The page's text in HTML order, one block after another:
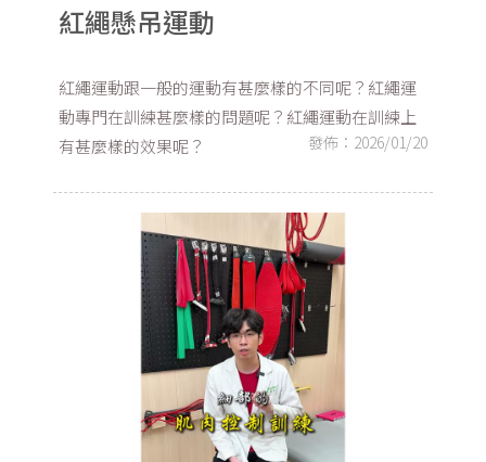
紅繩懸吊運動
發佈：2026/01/20
紅繩運動跟一般的運動有甚麼樣的不同呢？紅繩運
動專門在訓練甚麼樣的問題呢？紅繩運動在訓練上
有甚麼樣的效果呢？